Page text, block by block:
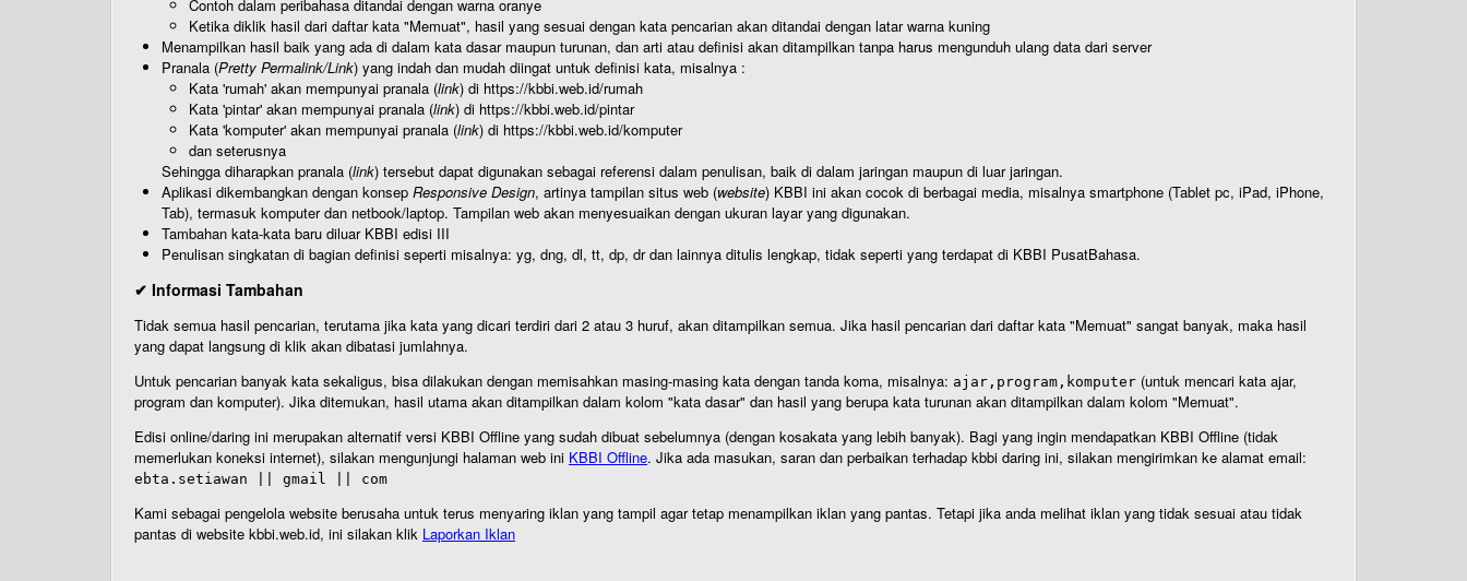
Contoh dalam peribahasa ditandai dengan warna oranye
Ketika diklik hasil dari daftar kata "Memuat", hasil yang sesuai dengan kata pencarian akan ditandai dengan latar warna kuning
Menampilkan hasil baik yang ada di dalam kata dasar maupun turunan, dan arti atau definisi akan ditampilkan tanpa harus mengunduh ulang data dari server
Pranala (Pretty Permalink/Link) yang indah dan mudah diingat untuk definisi kata, misalnya :
Kata 'rumah' akan mempunyai pranala (link) di https://kbbi.web.id/rumah
Kata 'pintar' akan mempunyai pranala (link) di https://kbbi.web.id/pintar
Kata 'komputer' akan mempunyai pranala (link) di https://kbbi.web.id/komputer
dan seterusnya
Sehingga diharapkan pranala (link) tersebut dapat digunakan sebagai referensi dalam penulisan, baik di dalam jaringan maupun di luar jaringan.
Aplikasi dikembangkan dengan konsep Responsive Design, artinya tampilan situs web (website) KBBI ini akan cocok di berbagai media, misalnya smartphone (Tablet pc, iPad, iPhone,
Tab), termasuk komputer dan netbook/laptop. Tampilan web akan menyesuaikan dengan ukuran layar yang digunakan.
Tambahan kata-kata baru diluar KBBI edisi III
Penulisan singkatan di bagian definisi seperti misalnya: yg, dng, dl, tt, dp, dr dan lainnya ditulis lengkap, tidak seperti yang terdapat di KBBI PusatBahasa.
✔ Informasi Tambahan
Tidak semua hasil pencarian, terutama jika kata yang dicari terdiri dari 2 atau 3 huruf, akan ditampilkan semua. Jika hasil pencarian dari daftar kata "Memuat" sangat banyak, maka hasil
yang dapat langsung di klik akan dibatasi jumlahnya.
Untuk pencarian banyak kata sekaligus, bisa dilakukan dengan memisahkan masing-masing kata dengan tanda koma, misalnya: ajar,program,komputer (untuk mencari kata ajar,
program dan komputer). Jika ditemukan, hasil utama akan ditampilkan dalam kolom "kata dasar" dan hasil yang berupa kata turunan akan ditampilkan dalam kolom "Memuat".
Edisi online/daring ini merupakan alternatif versi KBBI Offline yang sudah dibuat sebelumnya (dengan kosakata yang lebih banyak). Bagi yang ingin mendapatkan KBBI Offline (tidak
memerlukan koneksi internet), silakan mengunjungi halaman web ini KBBI Offline. Jika ada masukan, saran dan perbaikan terhadap kbbi daring ini, silakan mengirimkan ke alamat email:
ebta.setiawan || gmail || com
Kami sebagai pengelola website berusaha untuk terus menyaring iklan yang tampil agar tetap menampilkan iklan yang pantas. Tetapi jika anda melihat iklan yang tidak sesuai atau tidak
pantas di website kbbi.web.id, ini silakan klik Laporkan Iklan